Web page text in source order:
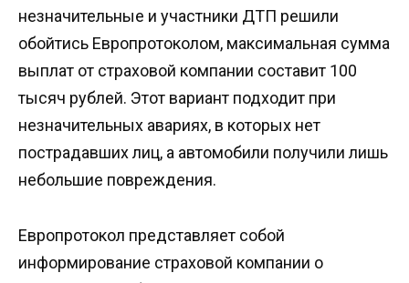
незначительные и участники ДТП решили
обойтись Европротоколом, максимальная сумма
выплат от страховой компании составит 100
тысяч рублей. Этот вариант подходит при
незначительных авариях, в которых нет
пострадавших лиц, а автомобили получили лишь
небольшие повреждения.
Европротокол представляет собой
информирование страховой компании о